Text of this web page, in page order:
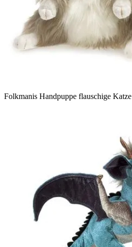
Folkmanis Handpuppe flauschige Katze